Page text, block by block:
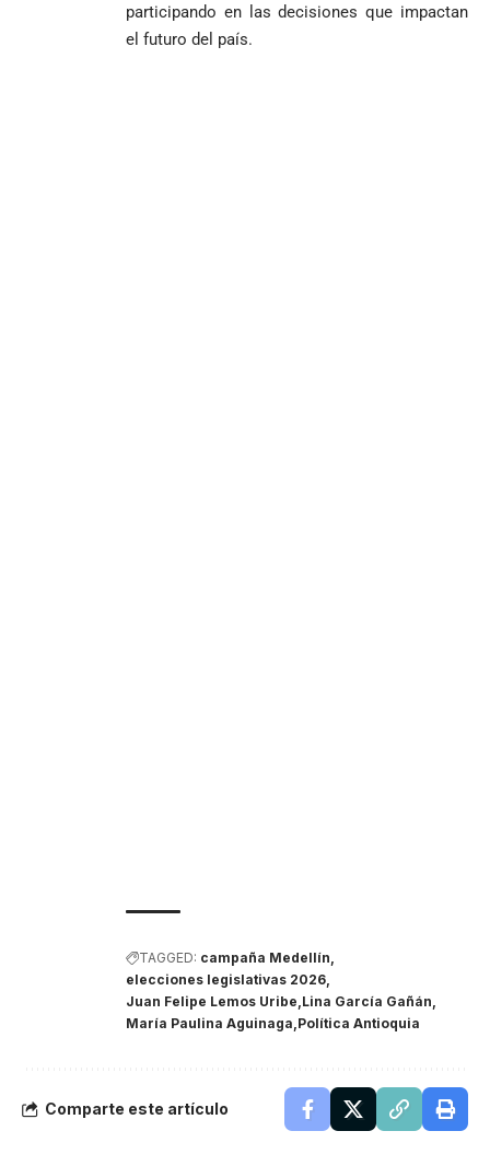
participando en las decisiones que impactan
el futuro del país.
TAGGED: campaña Medellín
elecciones legislativas 2026
Juan Felipe Lemos Uribe Lina García Gañán
María Paulina Aguinaga Política Antioquia
Comparte este artículo